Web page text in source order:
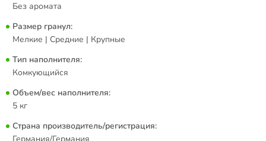
Без аромата
Размер гранул:
Мелкие | Средние | Крупные
Тип наполнителя:
Комкующийся
Объем/вес наполнителя:
5 кг
Страна производитель/регистрация: